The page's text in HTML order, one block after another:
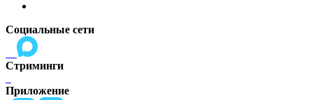
Социальные сети
Стриминги
Приложение